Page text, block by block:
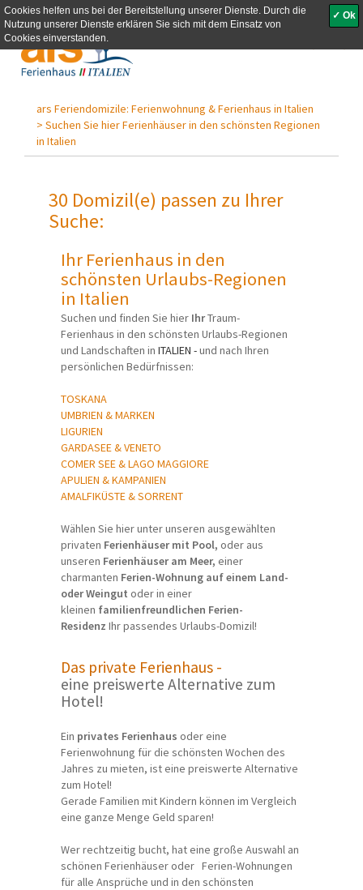
Cookies helfen uns bei der Bereitstellung unserer Dienste. Durch die
Nutzung unserer Dienste erklären Sie sich mit dem Einsatz von
Cookies einverstanden.
✓ Ok
ars Feriendomizile: Ferienwohnung & Ferienhaus in Italien
> Suchen Sie hier Ferienhäuser in den schönsten Regionen
in Italien
30 Domizil(e) passen zu Ihrer
Suche:
Ihr Ferienhaus in den
schönsten Urlaubs-Regionen
in Italien
Suchen und finden Sie hier IhrTraum-
Ferienhaus in den schönsten Urlaubs-Regionen
und Landschaften in ITALIEN -und nach Ihren
persönlichen Bedürfnissen:
TOSKANA
UMBRIEN & MARKEN
LIGURIEN
GARDASEE & VENETO
COMER SEE & LAGO MAGGIORE
APULIEN & KAMPANIEN
AMALFIKÜSTE & SORRENT
Wählen Sie hier unter unseren ausgewählten
privaten Ferienhäuser mit Pool, oder aus
unseren Ferienhäuser am Meer, einer
charmanten Ferien-Wohnung auf einem Land-
oder Weingut oder in einer
kleinen familienfreundlichen Ferien-
Residenz Ihr passendes Urlaubs-Domizil!
Das private Ferienhaus -
eine preiswerte Alternative zum
Hotel!
Ein privates Ferienhaus oder eine
Ferienwohnung für die schönsten Wochen des
Jahres zu mieten, ist eine preiswerte Alternative
zum Hotel!
Gerade Familien mit Kindern können im Vergleich
eine ganze Menge Geld sparen!
Wer rechtzeitig bucht, hat eine große Auswahl an
schönen Ferienhäuser oder Ferien-Wohnungen
für alle Ansprüche und in den schönsten